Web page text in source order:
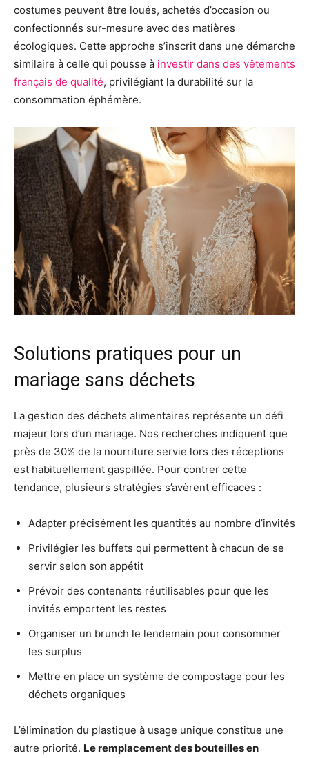
costumes peuvent être loués, achetés d’occasion ou
confectionnés sur-mesure avec des matières
écologiques. Cette approche s’inscrit dans une démarche
similaire à celle qui pousse à investir dans des vêtements
français de qualité, privilégiant la durabilité sur la
consommation éphémère.
Solutions pratiques pour un
mariage sans déchets
La gestion des déchets alimentaires représente un défi
majeur lors d’un mariage. Nos recherches indiquent que
près de 30% de la nourriture servie lors des réceptions
est habituellement gaspillée. Pour contrer cette
tendance, plusieurs stratégies s’avèrent efficaces :
Adapter précisément les quantités au nombre d’invités
Privilégier les buffets qui permettent à chacun de se
servir selon son appétit
Prévoir des contenants réutilisables pour que les
invités emportent les restes
Organiser un brunch le lendemain pour consommer
les surplus
Mettre en place un système de compostage pour les
déchets organiques
L’élimination du plastique à usage unique constitue une
autre priorité. Le remplacement des bouteilles en